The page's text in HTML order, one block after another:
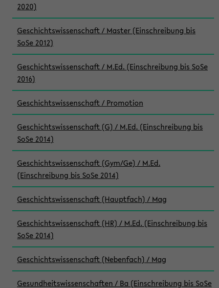
2020)
Geschichtswissenschaft / Master (Einschreibung bis
SoSe 2012)
Geschichtswissenschaft / M.Ed. (Einschreibung bis SoSe
2016)
Geschichtswissenschaft / Promotion
Geschichtswissenschaft (G) / M.Ed. (Einschreibung bis
SoSe 2014)
Geschichtswissenschaft (Gym/Ge) / M.Ed.
(Einschreibung bis SoSe 2014)
Geschichtswissenschaft (Hauptfach) / Mag
Geschichtswissenschaft (HR) / M.Ed. (Einschreibung bis
SoSe 2014)
Geschichtswissenschaft (Nebenfach) / Mag
Gesundheitswissenschaften / Ba (Einschreibung bis SoSe